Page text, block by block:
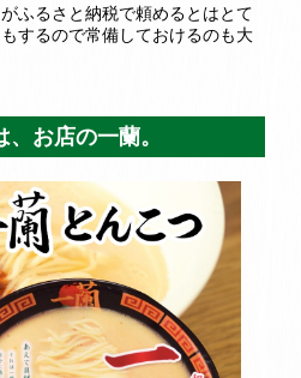
ふるさと納税で頼めるとはとて
するので常備しておけるのも大
、お店の一蘭。